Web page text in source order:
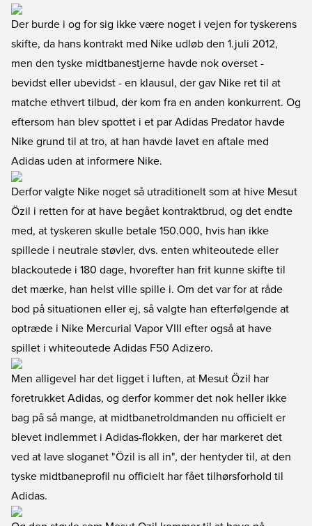
Der burde i og for sig ikke være noget i vejen for tyskerens
skifte, da hans kontrakt med Nike udløb den 1.juli 2012,
men den tyske midtbanestjerne havde nok overset -
bevidst eller ubevidst - en klausul, der gav Nike ret til at
matche ethvert tilbud, der kom fra en anden konkurrent. Og
eftersom han blev spottet i et par Adidas Predator havde
Nike grund til at tro, at han havde lavet en aftale med
Adidas uden at informere Nike.
Derfor valgte Nike noget så utraditionelt som at hive Mesut
Özil i retten for at have begået kontraktbrud, og det endte
med, at tyskeren skulle betale 150.000, hvis han ikke
spillede i neutrale støvler, dvs. enten whiteoutede eller
blackoutede i 180 dage, hvorefter han frit kunne skifte til
det mærke, han helst ville spille i. Om det var for at råde
bod på situationen eller ej, så valgte han efterfølgende at
optræde i Nike Mercurial Vapor VIII efter også at have
spillet i whiteoutede Adidas F50 Adizero.
Men alligevel har det ligget i luften, at Mesut Özil har
foretrukket Adidas, og derfor kommer det nok heller ikke
bag på så mange, at midtbanetroldmanden nu officielt er
blevet indlemmet i Adidas-flokken, der har markeret det
ved at lave sloganet "Özil is all in", der hentyder til, at den
tyske midtbaneprofil nu officielt har fået tilhørsforhold til
Adidas.